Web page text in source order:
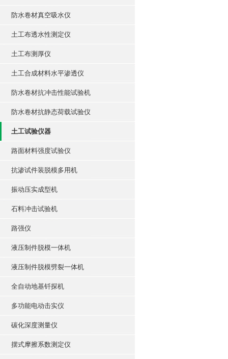
防水卷材真空吸水仪
土工布透水性测定仪
土工布测厚仪
土工合成材料水平渗透仪
防水卷材抗冲击性能试验机
防水卷材抗静态荷载试验仪
土工试验仪器
路面材料强度试验仪
抗渗试件装脱模多用机
振动压实成型机
石料冲击试验机
路强仪
液压制件脱模一体机
液压制件脱模劈裂一体机
全自动地基钎探机
多功能电动击实仪
碳化深度测量仪
摆式摩擦系数测定仪